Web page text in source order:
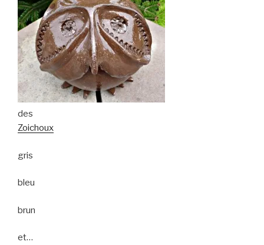
des
Zoichoux
gris
bleu
brun
et…